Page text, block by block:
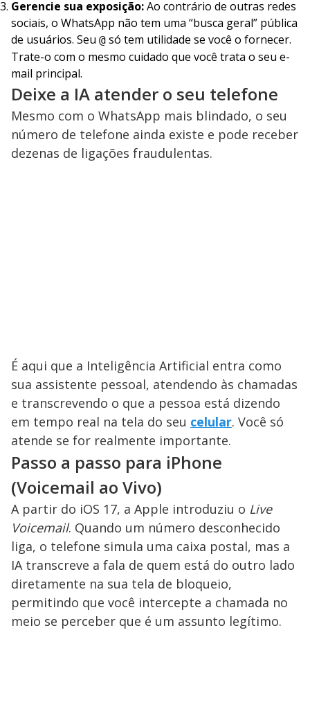
Gerencie sua exposição:Ao contrário de outras redes
sociais, o WhatsApp não tem uma “busca geral” pública
de usuários. Seu @ só tem utilidade se você o fornecer.
Trate-o com o mesmo cuidado que você trata o seu e-
mail principal.
Deixe a IA atender o seu telefone
Mesmo com o WhatsApp mais blindado, o seu
número de telefone ainda existe e pode receber
dezenas de ligações fraudulentas.
É aqui que a Inteligência Artificial entra como
sua assistente pessoal, atendendo às chamadas
e transcrevendo o que a pessoa está dizendo
em tempo real na tela do seu celular. Você só
atende se for realmente importante.
Passo a passo para iPhone
(Voicemail ao Vivo)
A partir do iOS 17, a Apple introduziu o Live
Voicemail. Quando um número desconhecido
liga, o telefone simula uma caixa postal, mas a
IA transcreve a fala de quem está do outro lado
diretamente na sua tela de bloqueio,
permitindo que você intercepte a chamada no
meio se perceber que é um assunto legítimo.